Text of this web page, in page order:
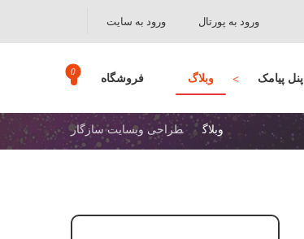
ورود به سایت ورود به پورتال
پنل پیامک وبلاگ فروشگاه
وبلاگ طراحی وبسایت سازگار